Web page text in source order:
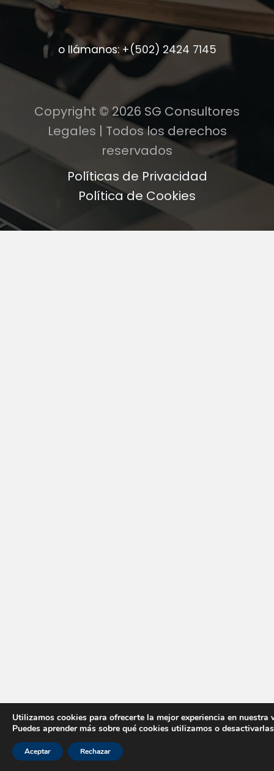
o llámanos: +(502) 2424 7145
Copyright © 2026 SG Consultores
Legales | Todos los derechos
reservados
Políticas de Privacidad
Política de Cookies
Utilizamos cookies para ofrecerte la mejor experiencia en nuestra
Puedes aprender más sobre qué cookies utilizamos o
Aceptar Rechazar